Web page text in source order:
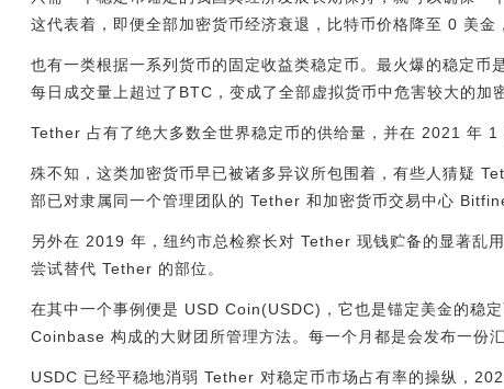
这代表着，即便全部加密货币经济衰退，比特币价格降至 0 美金
也有一类根据一系列货币的固定收益类稳定币。最火爆的稳定
每日成交量上超过了BTC，变成了全部虚拟货币中危害较大的加
Tether 占有了绝大多数全世界稳定币的供给量，并在 2021 年
殊不知，这类加密货币早已被诸多异议所包围着，有些人猜疑
部已对隶属同一个管理团队的 Tether 和加密货币交易中心
另外在 2019 年，纽约市总检察长对 Tether 现钱贮备的显著乱
尝试替代 Tether 的部位。
在其中一个事例便是 USD Coin(USDC)，它也是锚定美金的稳
Coinbase 构成的大财团所管理方法。每一个月都是会发布一份
USDC 已经平稳地消弱 Tether 对稳定币市场占有率的操纵，